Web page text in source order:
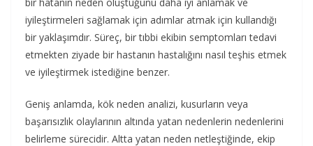
iyileştirmeleri sağlamak için adımlar atmak için kullandığı
bir yaklaşımdır. Süreç, bir tıbbi ekibin semptomları tedavi
etmekten ziyade bir hastanın hastalığını nasıl teşhis etmek
ve iyileştirmek istediğine benzer.
Geniş anlamda, kök neden analizi, kusurların veya
başarısızlık olaylarının altında yatan nedenlerin nedenlerini
belirleme sürecidir. Altta yatan neden netleştiğinde, ekip